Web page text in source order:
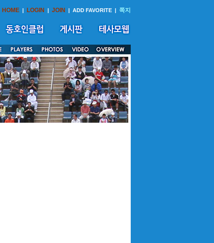
HOME | LOGIN | JOIN | ADD FAVORITE | 쪽지